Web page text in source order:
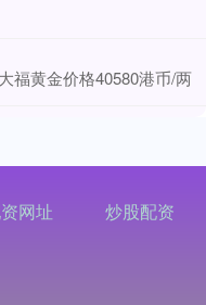
福黄金价格40580港币/两
网址 炒股配资